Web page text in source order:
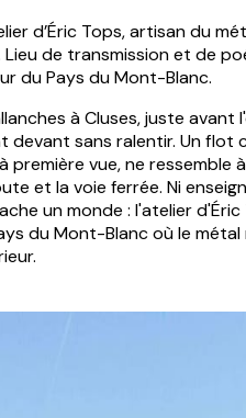
d’Éric Tops, artisan du
de transmission et de
du Pays du Mont-Blanc.
à Cluses, juste avant
devant sans ralentir. Un
vue, ne ressemble
et la voie ferrée. Ni
un monde : l'atelier
du Mont-Blanc où le